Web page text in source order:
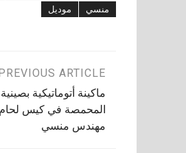
منسي
موديل
تصفّح
المقالات
PREVIOUS ARTICLE
ماكينة أتوماتيكية
مهندس منسي